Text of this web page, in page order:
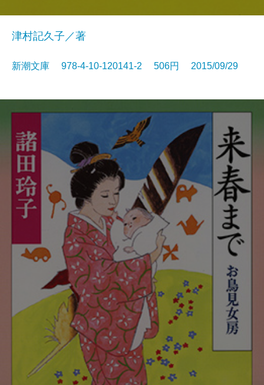
津村記久子／著
新潮文庫 978-4-10-120141-2 506円 2015/09/29